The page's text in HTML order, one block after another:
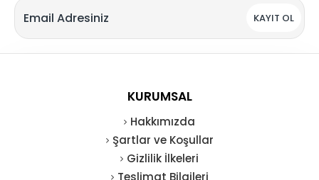
KAYIT OL
KURUMSAL
Hakkımızda
Şartlar ve Koşullar
Gizlilik İlkeleri
Teslimat Bilgileri